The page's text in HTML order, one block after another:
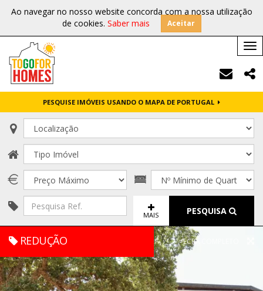
Ao navegar no nosso website concorda com a nossa utilização
de cookies. Saber mais Aceitar
PESQUISE IMÓVEIS USANDO O MAPA DE PORTUGAL
MAIS PESQUISA
REDUÇÃO ECRÃ COMPLETO